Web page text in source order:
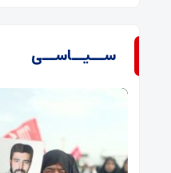
ســیــاســی